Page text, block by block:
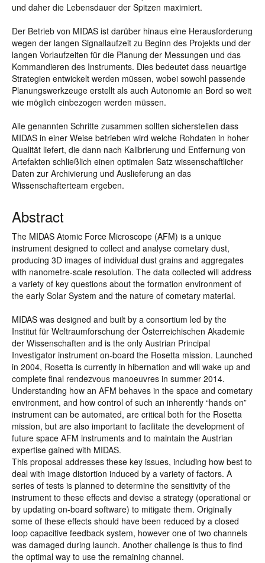
und daher die Lebensdauer der Spitzen maximiert.
Der Betrieb von MIDAS ist darüber hinaus eine Herausforderung
wegen der langen Signallaufzeit zu Beginn des Projekts und der
langen Vorlaufzeiten für die Planung der Messungen und das
Kommandieren des Instruments. Dies bedeutet dass neuartige
Strategien entwickelt werden müssen, wobei sowohl passende
Planungswerkzeuge erstellt als auch Autonomie an Bord so weit
wie möglich einbezogen werden müssen.
Alle genannten Schritte zusammen sollten sicherstellen dass
MIDAS in einer Weise betrieben wird welche Rohdaten in hoher
Qualität liefert, die dann nach Kalibrierung und Entfernung von
Artefakten schließlich einen optimalen Satz wissenschaftlicher
Daten zur Archivierung und Auslieferung an das
Wissenschafterteam ergeben.
Abstract
The MIDAS Atomic Force Microscope (AFM) is a unique
instrument designed to collect and analyse cometary dust,
producing 3D images of individual dust grains and aggregates
with nanometre-scale resolution. The data collected will address
a variety of key questions about the formation environment of
the early Solar System and the nature of cometary material.
MIDAS was designed and built by a consortium led by the
Institut für Weltraumforschung der Österreichischen Akademie
der Wissenschaften and is the only Austrian Principal
Investigator instrument on-board the Rosetta mission. Launched
in 2004, Rosetta is currently in hibernation and will wake up and
complete final rendezvous manoeuvres in summer 2014.
Understanding how an AFM behaves in the space and cometary
environment, and how control of such an inherently “hands on”
instrument can be automated, are critical both for the Rosetta
mission, but are also important to facilitate the development of
future space AFM instruments and to maintain the Austrian
expertise gained with MIDAS.
This proposal addresses these key issues, including how best to
deal with image distortion induced by a variety of factors. A
series of tests is planned to determine the sensitivity of the
instrument to these effects and devise a strategy (operational or
by updating on-board software) to mitigate them. Originally
some of these effects should have been reduced by a closed
loop capacitive feedback system, however one of two channels
was damaged during launch. Another challenge is thus to find
the optimal way to use the remaining channel.